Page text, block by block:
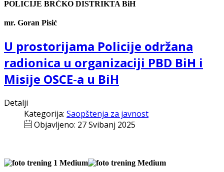
POLICIJE BRČKO DISTRIKTA BiH
mr. Goran Pisić
U prostorijama Policije održana
radionica u organizaciji PBD BiH i
Misije OSCE-a u BiH
Detalji
Kategorija: Saopštenja za javnost
Objavljeno: 27 Svibanj 2025